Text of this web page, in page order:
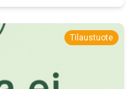
Tilaustuote